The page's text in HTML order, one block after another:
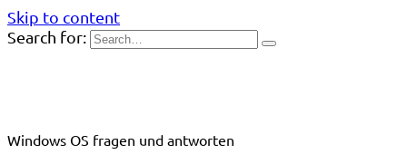
Skip to content
Search for:
Windows OS fragen und antworten